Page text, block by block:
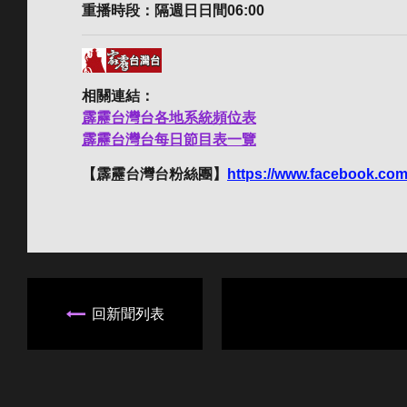
重播時段：隔週日日間06:00
相關連結：
霹靂台灣台各地系統頻位表
霹靂台灣台每日節目表一覽
【霹靂台灣台粉絲團】 https://
回新聞列表